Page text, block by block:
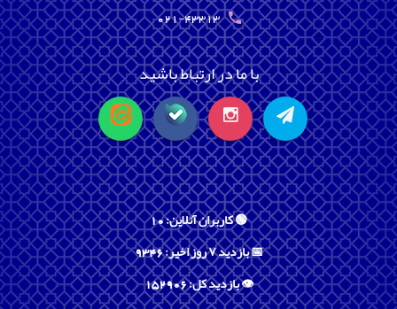
021-43313
با ما در ارتباط باشید
🟢 کاربران آنلاین: 10
📅 بازدید ۷ روز اخیر: 9346
👁️ بازدید کل: 152906